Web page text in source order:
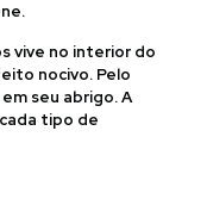
vive no interior do
nocivo. Pelo
seu abrigo. A
tipo de